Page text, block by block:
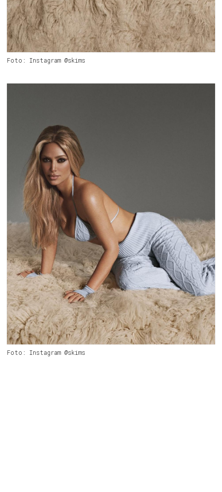
Foto: Instagram @skims
Foto: Instagram @skims